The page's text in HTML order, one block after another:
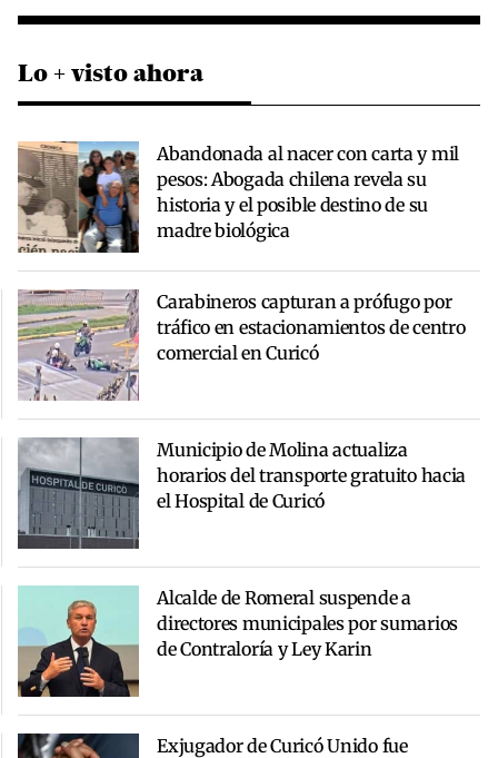
Lo + visto ahora
Abandonada al nacer con carta y mil
pesos: Abogada chilena revela su
historia y el posible destino de su
madre biológica
Carabineros capturan a prófugo por
tráfico en estacionamientos de centro
comercial en Curicó
Municipio de Molina actualiza
horarios del transporte gratuito hacia
el Hospital de Curicó
Alcalde de Romeral suspende a
directores municipales por sumarios
de Contraloría y Ley Karin
Exjugador de Curicó Unido fue